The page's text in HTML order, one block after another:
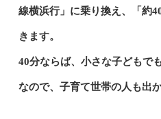
線横浜行」に乗り換え、「約
きます。
40分ならば、小さな子どもで
なので、子育て世帯の人も出